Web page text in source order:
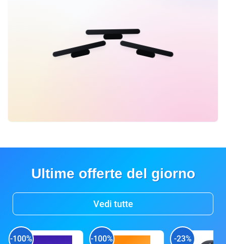
Ultime offerte del giorno
Vedi tutte
-100% -100% -23%